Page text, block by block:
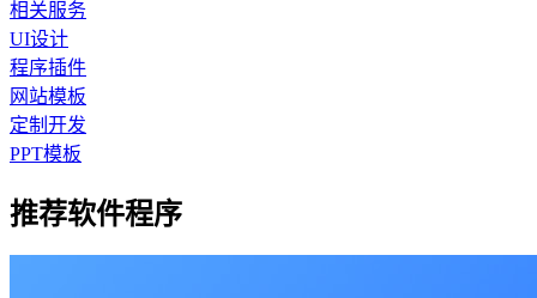
相关服务
UI设计
程序插件
网站模板
定制开发
PPT模板
推荐软件程序